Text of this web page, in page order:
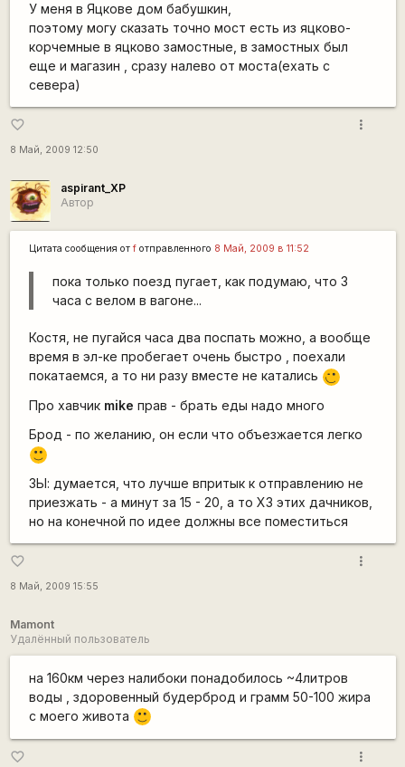
У меня в Яцкове дом бабушкин,
поэтому могу сказать точно мост есть из яцково-
корчемные в яцково замостные, в замостных был
еще и магазин , сразу налево от моста(ехать с
севера)
favorite_border
8 Май, 2009 12:50
more_vert
aspirant_XP
Автор
Цитата сообщения от fотправленного 8 Май, 2009 в 11:52
пока только поезд пугает, как подумаю, что 3
часа с велом в вагоне...
Костя, не пугайся часа два поспать можно, а вообще
время в эл-ке пробегает очень быстро , поехали
покатаемся, а то ни разу вместе не катались
;)
Про хавчик mike прав - брать еды надо много
Брод - по желанию, он если что объезжается легко
:)
ЗЫ: думается, что лучше впритык к отправлению не
приезжать - а минут за 15 - 20, а то ХЗ этих дачников,
но на конечной по идее должны все поместиться
favorite_border
8 Май, 2009 15:55
more_vert
Mamont
Удалённый пользователь
на 160км через налибоки понадобилось ~4литров
воды , здоровенный будерброд и грамм 50-100 жира
с моего живота
:)
favorite_border more_vert